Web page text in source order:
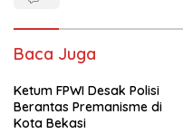
Baca Juga
Ketum FPWI Desak Polisi
Berantas Premanisme di
Kota Bekasi